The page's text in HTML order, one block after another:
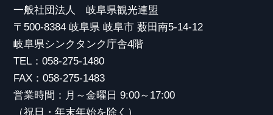
一般社団法人 岐阜県観光連盟
〒500-8384 岐阜県 岐阜市 薮田南5-14-12
岐阜県シンクタンク庁舎4階
TEL：058-275-1480
FAX：058-275-1483
営業時間：月～金曜日 9:00～17:00
（祝日・年末年始を除く）